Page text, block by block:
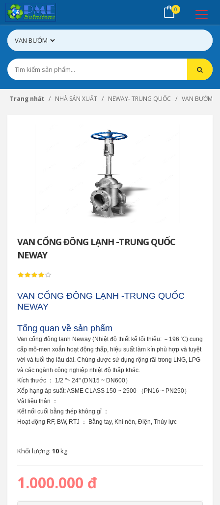
0
Trang nhất NHÀ SẢN XUẤT NEWAY- TRUNG QUỐC VAN BƯỚM
VAN CỔNG ĐÔNG LẠNH -TRUNG QUỐC
NEWAY
VAN CỔNG ĐÔNG LẠNH -TRUNG QUỐC
NEWAY
Tổng quan về sản phẩm
Van cổng đông lạnh Neway (Nhiệt độ thiết kế tối thiểu: －196 ℃) cung
cấp mô-men xoắn hoạt động thấp, hiệu suất làm kín phù hợp và tuyệt
vời và tuổi thọ lâu dài. Chúng được sử dụng rộng rãi trong LNG, LPG
và các ngành công nghiệp nhiệt độ thấp khác.
Kích thước ： 1/2 "~ 24" (DN15 ~ DN600）
Xếp hạng áp suất: ASME CLASS 150 ~ 2500 （PN16 ~ PN250）
Vật liệu thân ：
Kết nối cuối bằng thép không gỉ ：
Hoạt động RF, BW, RTJ ： Bằng tay, Khí nén, Điện, Thủy lực
Khối lượng: 10kg
1.000.000 đ